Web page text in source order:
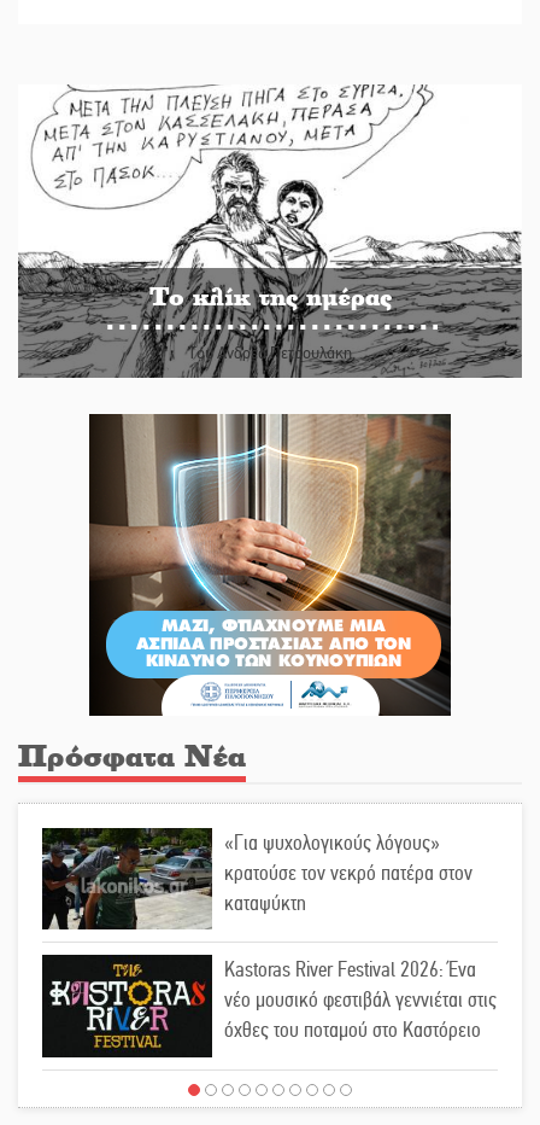
Το κλίκ της ημέρας
Του Ανδρέα Πετρουλάκη
Πρόσφατα Νέα
«Για ψυχολογικούς λόγους»
κρατούσε τον νεκρό πατέρα στον
καταψύκτη
Kastoras River Festival 2026: Ένα
νέο μουσικό φεστιβάλ γεννιέται στις
όχθες του ποταμού στο Καστόρειο
Τα ζάρια παίρνουν «φωτιά» στην